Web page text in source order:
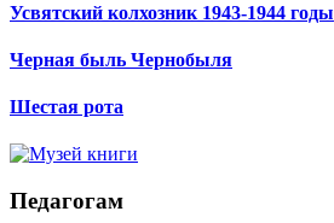
Усвятский колхозник 1943-1944 годы
Черная быль Чернобыля
Шестая рота
Педагогам